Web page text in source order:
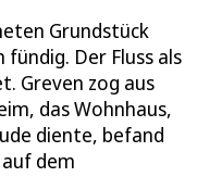
Grundstück
Der Fluss als
Greven zog aus
das Wohnhaus,
diente, befand
dem